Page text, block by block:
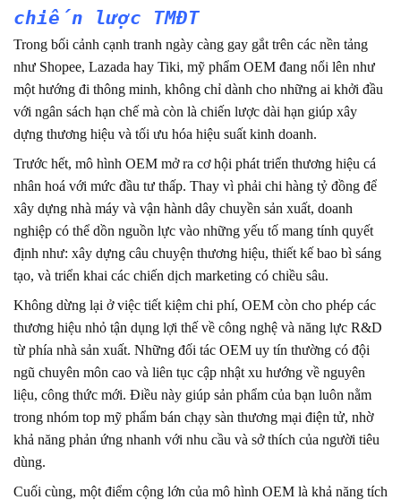
chiến lược TMĐT
Trong bối cảnh cạnh tranh ngày càng gay gắt trên các nền tảng
như Shopee, Lazada hay Tiki, mỹ phẩm OEM đang nổi lên như
một hướng đi thông minh, không chỉ dành cho những ai khởi đầu
với ngân sách hạn chế mà còn là chiến lược dài hạn giúp xây
dựng thương hiệu và tối ưu hóa hiệu suất kinh doanh.
Trước hết, mô hình OEM mở ra cơ hội phát triển thương hiệu cá
nhân hoá với mức đầu tư thấp. Thay vì phải chi hàng tỷ đồng để
xây dựng nhà máy và vận hành dây chuyền sản xuất, doanh
nghiệp có thể dồn nguồn lực vào những yếu tố mang tính quyết
định như: xây dựng câu chuyện thương hiệu, thiết kế bao bì sáng
tạo, và triển khai các chiến dịch marketing có chiều sâu.
Không dừng lại ở việc tiết kiệm chi phí, OEM còn cho phép các
thương hiệu nhỏ tận dụng lợi thế về công nghệ và năng lực R&D
từ phía nhà sản xuất. Những đối tác OEM uy tín thường có đội
ngũ chuyên môn cao và liên tục cập nhật xu hướng về nguyên
liệu, công thức mới. Điều này giúp sản phẩm của bạn luôn nằm
trong nhóm top mỹ phẩm bán chạy sàn thương mại điện tử, nhờ
khả năng phản ứng nhanh với nhu cầu và sở thích của người tiêu
dùng.
Cuối cùng, một điểm cộng lớn của mô hình OEM là khả năng tích